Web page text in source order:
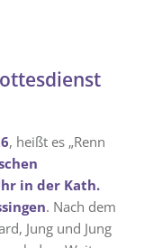
, heißt es „Renn
in der Kath.
. Nach dem
Jung und Jung